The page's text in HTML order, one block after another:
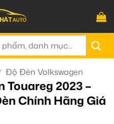
Độ Đèn Volkswagen
Touareg 2023 –
Chính Hãng Giá